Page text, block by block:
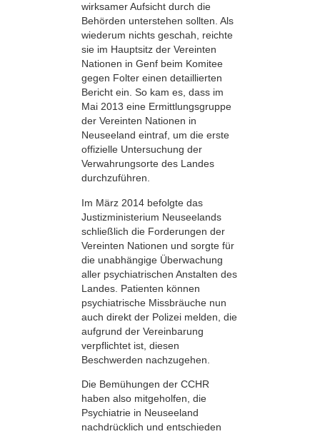
wirksamer Aufsicht durch die
Behörden unterstehen sollten. Als
wiederum nichts geschah, reichte
sie im Hauptsitz der Vereinten
Nationen in Genf beim Komitee
gegen Folter einen detaillierten
Bericht ein. So kam es, dass im
Mai 2013 eine Ermittlungsgruppe
der Vereinten Nationen in
Neuseeland eintraf, um die erste
offizielle Untersuchung der
Verwahrungsorte des Landes
durchzuführen.
Im März 2014 befolgte das
Justizministerium Neuseelands
schließlich die Forderungen der
Vereinten Nationen und sorgte für
die unabhängige Überwachung
aller psychiatrischen Anstalten des
Landes. Patienten können
psychiatrische Missbräuche nun
auch direkt der Polizei melden, die
aufgrund der Vereinbarung
verpflichtet ist, diesen
Beschwerden nachzugehen.
Die Bemühungen der CCHR
haben also mitgeholfen, die
Psychiatrie in Neuseeland
nachdrücklich und entschieden